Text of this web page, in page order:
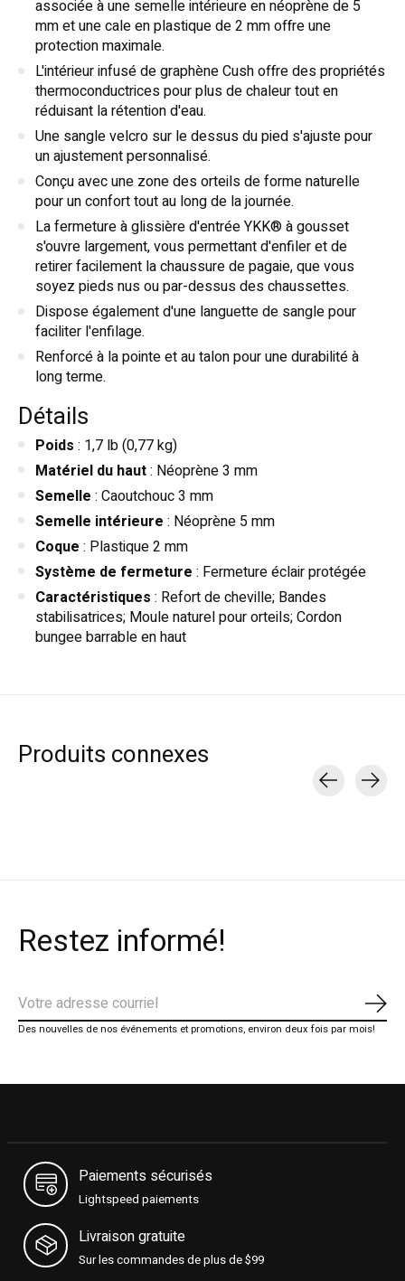
associée à une semelle intérieure en néoprène de 5
mm et une cale en plastique de 2 mm offre une
protection maximale.
L'intérieur infusé de graphène Cush offre des propriétés
thermoconductrices pour plus de chaleur tout en
réduisant la rétention d'eau.
Une sangle velcro sur le dessus du pied s'ajuste pour
un ajustement personnalisé.
Conçu avec une zone des orteils de forme naturelle
pour un confort tout au long de la journée.
La fermeture à glissière d'entrée YKK® à gousset
s'ouvre largement, vous permettant d'enfiler et de
retirer facilement la chaussure de pagaie, que vous
soyez pieds nus ou par-dessus des chaussettes.
Dispose également d'une languette de sangle pour
faciliter l'enfilage.
Renforcé à la pointe et au talon pour une durabilité à
long terme.
Détails
Poids : 1,7 lb (0,77 kg)
Matériel du haut: Néoprène 3 mm
Semelle : Caoutchouc 3 mm
Semelle intérieure : Néoprène 5 mm
Coque : Plastique 2 mm
Système de fermeture : Fermeture éclair protégée
Caractéristiques : Refort de cheville; Bandes
stabilisatrices; Moule naturel pour orteils; Cordon
bungee barrable en haut
Produits connexes
Restez informé!
Des nouvelles de nos événements et promotions, environ deux fois par mois!
Paiements sécurisés
Lightspeed paiements
Livraison gratuite
Sur les commandes de plus de $99